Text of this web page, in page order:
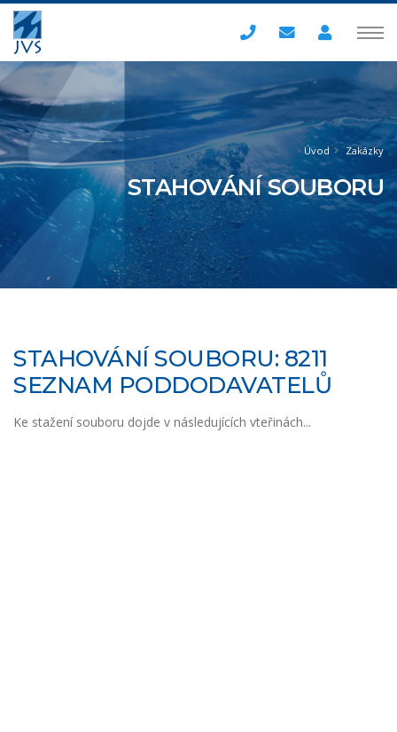
Úvod Zakázky
STAHOVÁNÍ SOUBORU
STAHOVÁNÍ SOUBORU: 8211
SEZNAM PODDODAVATELŮ
Ke stažení souboru dojde v následujících vteřinách...